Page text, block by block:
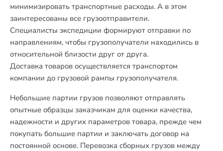
минимизировать транспортные расходы. А в этом
заинтересованы все грузоотправители.
Специалисты экспедиции формируют отправки по
направлениям, чтобы грузополучатели находились в
относительной близости друг от друга.
Доставка товаров осуществляется транспортом
компании до грузовой рампы грузополучателя.
Небольшие партии грузов позволяют отправлять
опытные образцы заказчикам для оценки качества,
надежности и других параметров товара, прежде чем
покупать большие партии и заключать договор на
постоянной основе. Перевозка сборных грузов между